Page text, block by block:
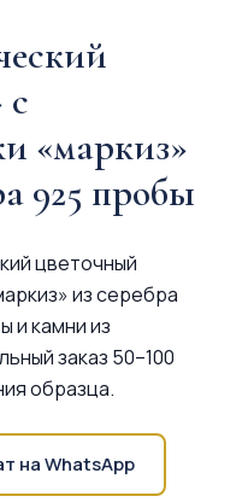
с
«маркиз»
925 пробы
цветочный
из серебра
и камни из
заказ 50–100
образца.
на WhatsApp